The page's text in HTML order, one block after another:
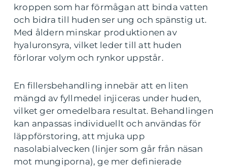
kroppen som har förmågan att binda vatten
och bidra till huden ser ung och spänstig ut.
Med åldern minskar produktionen av
hyaluronsyra, vilket leder till att huden
förlorar volym och rynkor uppstår.
En fillersbehandling innebär att en liten
mängd av fyllmedel injiceras under huden,
vilket ger omedelbara resultat. Behandlingen
kan anpassas individuellt och användas för
läppförstoring, att mjuka upp
nasolabialvecken (linjer som går från näsan
mot mungiporna), ge mer definierade